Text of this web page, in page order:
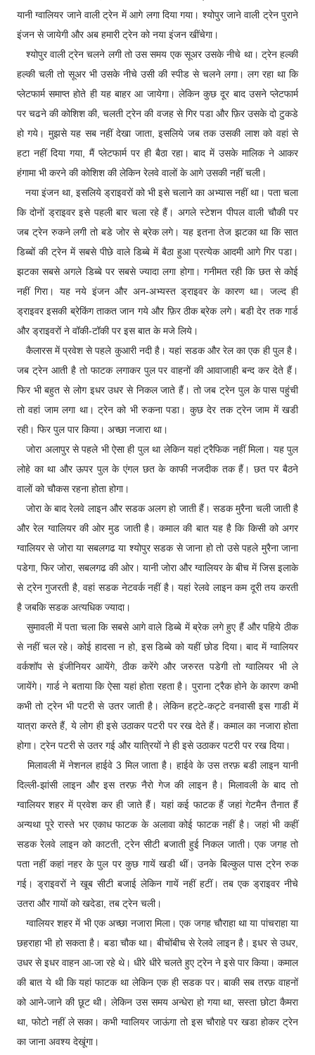
यानी ग्वालियर जाने वाली ट्रेन में आगे लगा दिया गया। श्योपुर जाने वाली ट्रेन पुराने
इंजन से जायेगी और अब हमारी ट्रेन को नया इंजन खींचेगा।
श्योपुर वाली ट्रेन चलने लगी तो उस समय एक सूअर उसके नीचे था। ट्रेन हल्की
हल्की चली तो सूअर भी उसके नीचे उसी की स्पीड से चलने लगा। लग रहा था कि
प्लेटफार्म समाप्त होते ही यह बाहर आ जायेगा। लेकिन कुछ दूर बाद उसने प्लेटफार्म
पर चढने की कोशिश की, चलती ट्रेन की वजह से गिर पडा और फ़िर उसके दो टुकडे
हो गये। मुझसे यह सब नहीं देखा जाता, इसलिये जब तक उसकी लाश को वहां से
हटा नहीं दिया गया, मैं प्लेटफार्म पर ही बैठा रहा। बाद में उसके मालिक ने आकर
हंगामा भी करने की कोशिश की लेकिन रेलवे वालों के आगे उसकी नहीं चली।
नया इंजन था, इसलिये ड्राइवरों को भी इसे चलाने का अभ्यास नहीं था। पता चला
कि दोनों ड्राइवर इसे पहली बार चला रहे हैं। अगले स्टेशन पीपल वाली चौकी पर
जब ट्रेन रुकने लगी तो बडे जोर से ब्रेक लगे। यह इतना तेज झटका था कि सात
डिब्बों की ट्रेन में सबसे पीछे वाले डिब्बे में बैठा हुआ प्रत्येक आदमी आगे गिर पडा।
झटका सबसे अगले डिब्बे पर सबसे ज्यादा लगा होगा। गनीमत रही कि छत से कोई
नहीं गिरा। यह नये इंजन और अन-अभ्यस्त ड्राइवर के कारण था। जल्द ही
ड्राइवर इसकी ब्रेकिंग ताकत जान गये और फ़िर ठीक ब्रेक लगे। बडी देर तक गार्ड
और ड्राइवरों ने वॉकी-टॉकी पर इस बात के मजे लिये।
कैलारस में प्रवेश से पहले कुआरी नदी है। यहां सडक और रेल का एक ही पुल है।
जब ट्रेन आती है तो फाटक लगाकर पुल पर वाहनों की आवाजाही बन्द कर देते हैं।
फिर भी बहुत से लोग इधर उधर से निकल जाते हैं। तो जब ट्रेन पुल के पास पहुंची
तो वहां जाम लगा था। ट्रेन को भी रुकना पडा। कुछ देर तक ट्रेन जाम में खडी
रही। फिर पुल पार किया। अच्छा नजारा था।
जोरा अलापुर से पहले भी ऐसा ही पुल था लेकिन यहां ट्रैफिक नहीं मिला। यह पुल
लोहे का था और ऊपर पुल के एंगल छत के काफी नजदीक तक हैं। छत पर बैठने
वालों को चौकस रहना होता होगा।
जोरा के बाद रेलवे लाइन और सडक अलग हो जाती हैं। सडक मुरैना चली जाती है
और रेल ग्वालियर की ओर मुड जाती है। कमाल की बात यह है कि किसी को अगर
ग्वालियर से जोरा या सबलगढ या श्योपुर सडक से जाना हो तो उसे पहले मुरैना जाना
पडेगा, फिर जोरा, सबलगढ की ओर। यानी जोरा और ग्वालियर के बीच में जिस इलाके
से ट्रेन गुजरती है, वहां सडक नेटवर्क नहीं है। यहां रेलवे लाइन कम दूरी तय करती
है जबकि सडक अत्यधिक ज्यादा।
सुमावली में पता चला कि सबसे आगे वाले डिब्बे में ब्रेक लगे हुए हैं और पहिये ठीक
से नहीं चल रहे। कोई हादसा न हो, इस डिब्बे को यहीं छोड दिया। बाद में ग्वालियर
वर्कशॉप से इंजीनियर आयेंगे, ठीक करेंगे और जरुरत पडेगी तो ग्वालियर भी ले
जायेंगे। गार्ड ने बताया कि ऐसा यहां होता रहता है। पुराना ट्रैक होने के कारण कभी
कभी तो ट्रेन भी पटरी से उतर जाती है। लेकिन हट्टे-कट्टे वनवासी इस गाडी में
यात्रा करते हैं, ये लोग ही इसे उठाकर पटरी पर रख देते हैं। कमाल का नजारा होता
होगा। ट्रेन पटरी से उतर गई और यात्रियों ने ही इसे उठाकर पटरी पर रख दिया।
मिलावली में नेशनल हाईवे 3 मिल जाता है। हाईवे के उस तरफ़ बडी लाइन यानी
दिल्ली-झांसी लाइन और इस तरफ़ नैरो गेज की लाइन है। मिलावली के बाद तो
ग्वालियर शहर में प्रवेश कर ही जाते हैं। यहां कई फाटक हैं जहां गेटमैन तैनात हैं
अन्यथा पूरे रास्ते भर एकाध फाटक के अलावा कोई फाटक नहीं है। जहां भी कहीं
सडक रेलवे लाइन को काटती, ट्रेन सीटी बजाती हुई निकल जाती। एक जगह तो
पता नहीं कहां नहर के पुल पर कुछ गायें खडी थीं। उनके बिल्कुल पास ट्रेन रुक
गई। ड्राइवरों ने खूब सीटी बजाई लेकिन गायें नहीं हटीं। तब एक ड्राइवर नीचे
उतरा और गायों को खदेडा, तब ट्रेन चली।
ग्वालियर शहर में भी एक अच्छा नजारा मिला। एक जगह चौराहा था या पांचराहा या
छहराहा भी हो सकता है। बडा चौक था। बीचोंबीच से रेलवे लाइन है। इधर से उधर,
उधर से इधर वाहन आ-जा रहे थे। धीरे धीरे चलते हुए ट्रेन ने इसे पार किया। कमाल
की बात ये थी कि यहां फाटक था लेकिन एक ही सडक पर। बाकी सब तरफ़ वाहनों
को आने-जाने की छूट थी। लेकिन उस समय अन्धेरा हो गया था, सस्ता छोटा कैमरा
था, फोटो नहीं ले सका। कभी ग्वालियर जाऊंगा तो इस चौराहे पर खडा होकर ट्रेन
का जाना अवश्य देखूंगा।